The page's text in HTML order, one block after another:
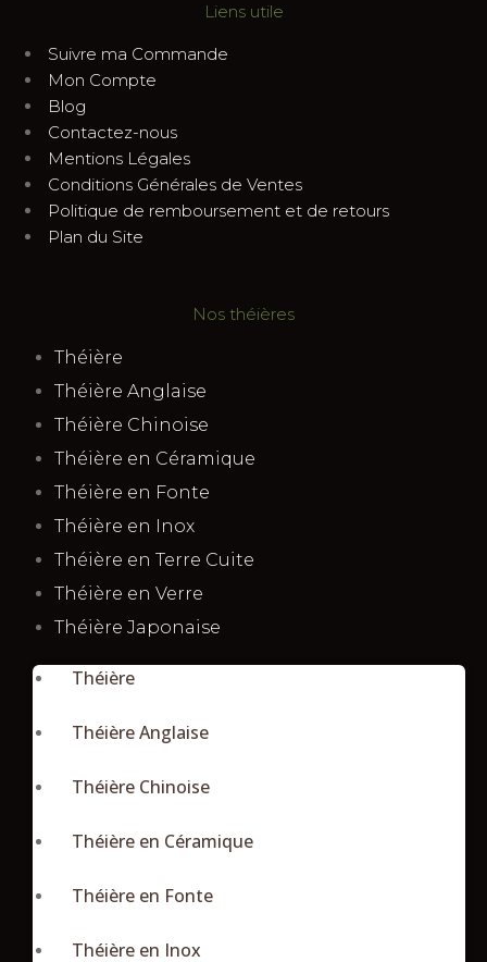
Liens utile
Suivre ma Commande
Mon Compte
Blog
Contactez-nous
Mentions Légales
Conditions Générales de Ventes
Politique de remboursement et de retours
Plan du Site
Nos théières
Théière
Théière Anglaise
Théière Chinoise
Théière en Céramique
Théière en Fonte
Théière en Inox
Théière en Terre Cuite
Théière en Verre
Théière Japonaise
Théière
Théière Anglaise
Théière Chinoise
Théière en Céramique
Théière en Fonte
Théière en Inox